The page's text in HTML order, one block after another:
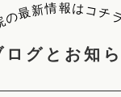
の最新情報はコ チラ
ログとお知